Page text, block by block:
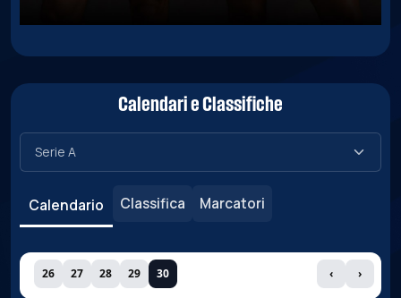
Calendari e Classifiche
Calendario Classifica Marcatori
26 27 28 29 30 ‹ ›